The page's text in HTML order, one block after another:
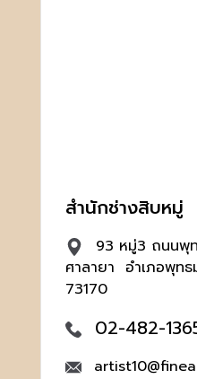
สำนักช่างสิบหมู่
93 หมู่3 ถนน
ศาลายา อำเภอพุท
73170
02-482-